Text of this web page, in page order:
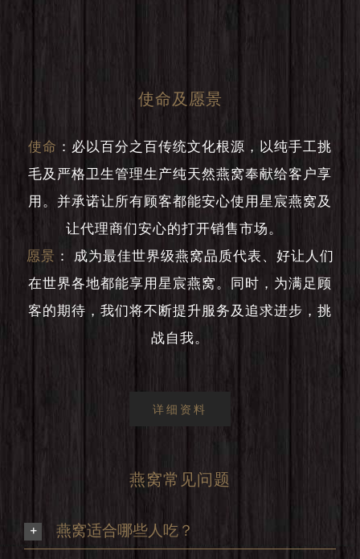
使命及愿景
使命 ： 必以百分之百传统文化根源，以纯手工挑
毛及严格卫生管理生产纯天然燕窝奉献给客户享
用。并承诺让所有顾客都能安心使用星宸燕窝及
让代理商们安心的打开销售市场。
愿景 ：
成为最佳世界级燕窝品质代表、好让人们
在世界各地都能享用星宸燕窝。同时，为满足顾
客的期待，我们将不断提升服务及追求进步，挑
战自我。
详细资料
燕窝常见问题
燕窝适合哪些人吃？